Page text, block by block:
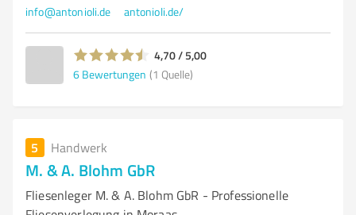
info@antonioli.de antonioli.de/
4,70 / 5,00
6 Bewertungen (1 Quelle)
5 Handwerk
M. & A. Blohm GbR
Fliesenleger M. & A. Blohm GbR - Professionelle